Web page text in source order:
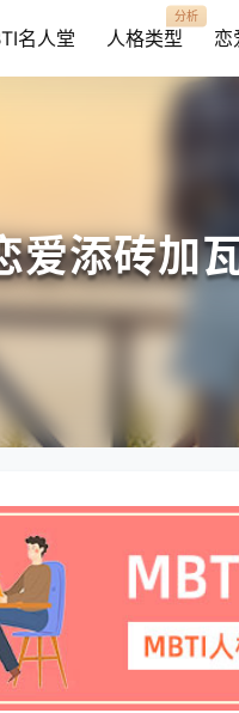
名人堂 人格类型
分析
恋
爱添砖加